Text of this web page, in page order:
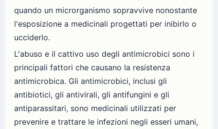
quando un microrganismo sopravvive nonostante
l'esposizione a medicinali progettati per inibirlo o
ucciderlo.
L'abuso e il cattivo uso degli antimicrobici sono i
principali fattori che causano la resistenza
antimicrobica. Gli antimicrobici, inclusi gli
antibiotici, gli antivirali, gli antifungini e gli
antiparassitari, sono medicinali utilizzati per
prevenire e trattare le infezioni negli esseri umani,